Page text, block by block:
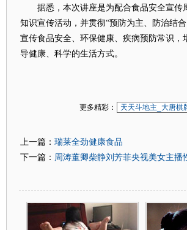
据悉，本次讲座是为配合食品安全宣传
知识宣传活动，并贯彻“预防为主、防治结
宣传食品安全、环保健康、疾病预防常识
导健康、科学的生活方式。
更多精彩： 天天斗地主_大唐棋
上一篇： 瑞莱全劲健康食品
下一篇： 周涛董卿柴静刘芳菲央视美女主播